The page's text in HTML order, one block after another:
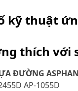
kỹ thuật
thích với
ĐƯỜNG ASPHAN
AP-1055D